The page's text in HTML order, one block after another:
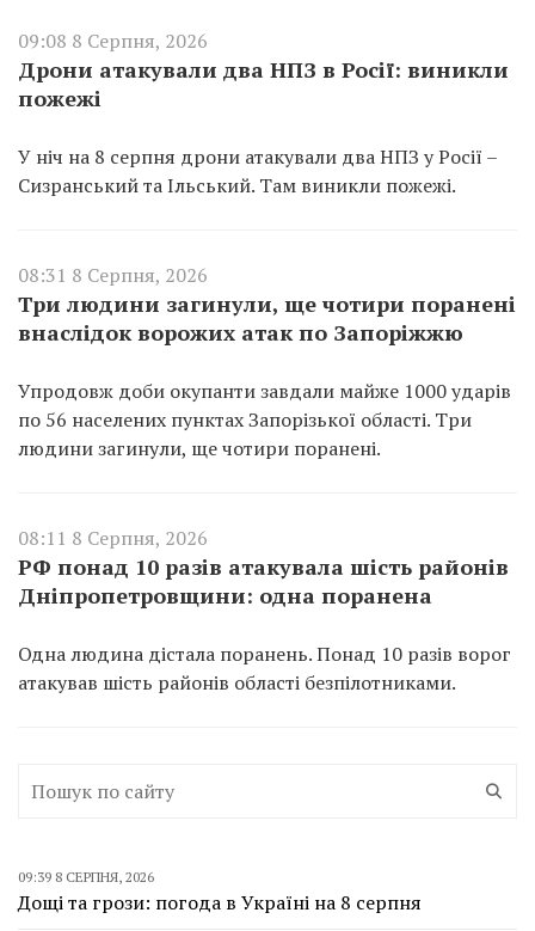
09:08 8 Серпня, 2026
Дрони атакували два НПЗ в Росії: виникли
пожежі
У ніч на 8 серпня дрони атакували два НПЗ у Росії –
Сизранський та Ільський. Там виникли пожежі.
08:31 8 Серпня, 2026
Три людини загинули, ще чотири поранені
внаслідок ворожих атак по Запоріжжю
Упродовж доби окупанти завдали майже 1000 ударів
по 56 населених пунктах Запорізької області. Три
людини загинули, ще чотири поранені.
08:11 8 Серпня, 2026
РФ понад 10 разів атакувала шість районів
Дніпропетровщини: одна поранена
Одна людина дістала поранень. Понад 10 разів ворог
атакував шість районів області безпілотниками.
09:39 8 СЕРПНЯ, 2026
Дощі та грози: погода в Україні на 8 серпня